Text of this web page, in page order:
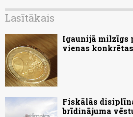
Lasītākais
Igaunijā milzīgs
vienas
Fiskālās
brīdinājuma